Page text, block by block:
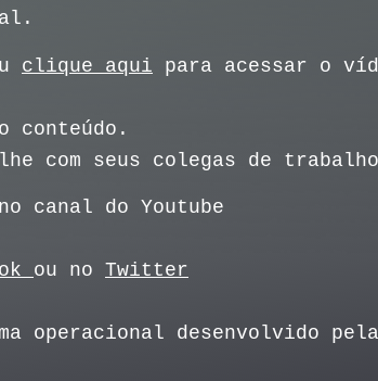
clique aqui para acessar o
conteúdo.
com seus colegas de
canal do Youtube
ou no Twitter
operacional desenvolvido